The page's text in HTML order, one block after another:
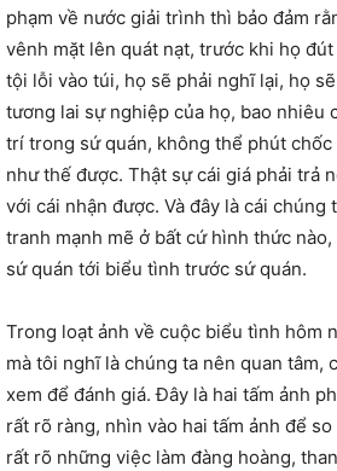
phạm về nước giải trình thì bảo đảm
vênh mặt lên quát nạt, trước khi họ
tội lỗi vào túi, họ sẽ phải nghĩ lại, họ
tương lai sự nghiệp của họ, bao nhiêu
trí trong sứ quán, không thể phút chốc
như thế được. Thật sự cái giá phải trả
với cái nhận được. Và đây là cái chúng
tranh mạnh mẽ ở bất cứ hình thức
sứ quán tới biểu tình trước sứ quán.
Trong loạt ảnh về cuộc biểu tình hôm
mà tôi nghĩ là chúng ta nên quan tâm,
xem để đánh giá. Đây là hai tấm ảnh
rất rõ ràng, nhìn vào hai tấm ảnh để
rất rõ những việc làm đàng hoàng,